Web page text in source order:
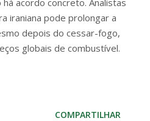
acordo concreto. Analistas
iraniana pode prolongar a
depois do cessar-fogo,
globais de combustível.
COMPARTILHAR